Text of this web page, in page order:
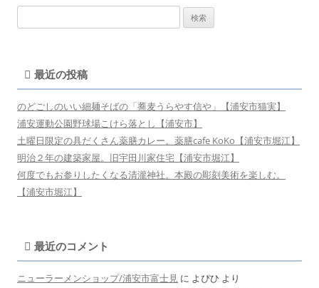
索:
最近の投稿
のどごしのいい細麺そばの「蕎麦うらやす信や」【浦安市猫実】
浦安運動公園野球場こけら落とし【浦安市】
土曜日限定の具だくさん薬膳カレー。薬膳cafe KoKo【浦安市堀江】
明治２年の建築家屋。旧宇田川家住宅【浦安市堀江】
何度でもお参りしたくなる清瀧神社。本殿の彫刻美術を楽しむ。
【浦安市堀江】
最近のコメント
ニューラーメンショップ/浦安市富士見 に よぴひ より